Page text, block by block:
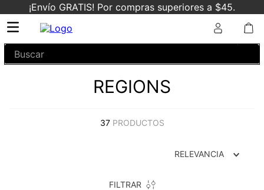
¡Envío GRATIS! Por compras superiores a $45.
Buscar
REGIONS
37 PRODUCTOS
RELEVANCIA
FILTRAR